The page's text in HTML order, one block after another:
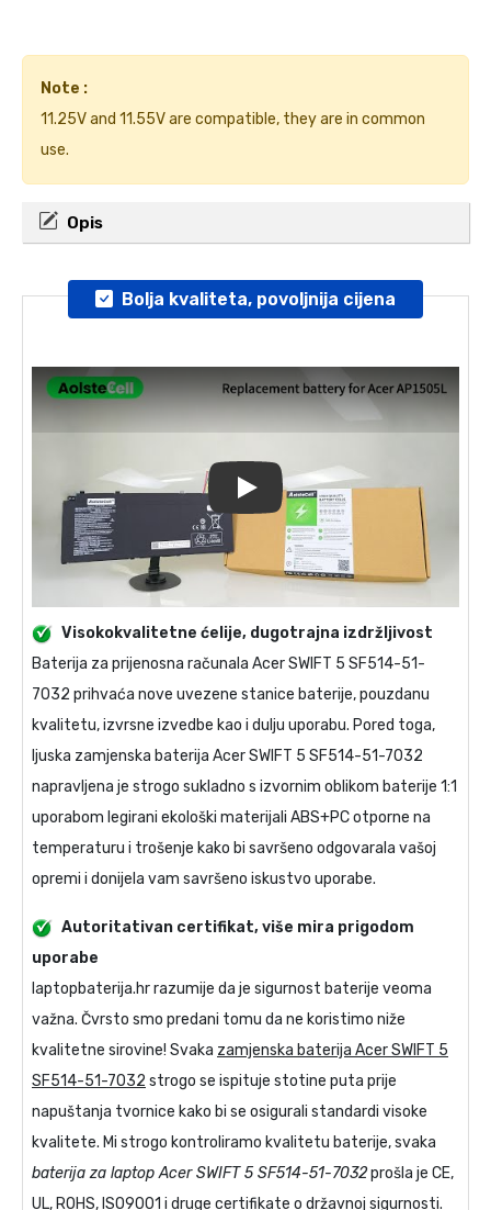
Note :
11.25V and 11.55V are compatible, they are in common
use.
Opis
Bolja kvaliteta, povoljnija cijena
Visokokvalitetne ćelije, dugotrajna izdržljivost
Baterija za prijenosna računala Acer SWIFT 5 SF514-51-
7032 prihvaća nove uvezene stanice baterije, pouzdanu
kvalitetu, izvrsne izvedbe kao i dulju uporabu. Pored toga,
ljuska zamjenska baterija Acer SWIFT 5 SF514-51-7032
napravljena je strogo sukladno s izvornim oblikom baterije 1:1
uporabom legirani ekološki materijali ABS+PC otporne na
temperaturu i trošenje kako bi savršeno odgovarala vašoj
opremi i donijela vam savršeno iskustvo uporabe.
Autoritativan certifikat, više mira prigodom
uporabe
laptopbaterija.hr razumije da je sigurnost baterije veoma
važna. Čvrsto smo predani tomu da ne koristimo niže
kvalitetne sirovine! Svaka zamjenska baterija Acer SWIFT 5
SF514-51-7032 strogo se ispituje stotine puta prije
napuštanja tvornice kako bi se osigurali standardi visoke
kvalitete. Mi strogo kontroliramo kvalitetu baterije, svaka
baterija za laptop Acer SWIFT 5 SF514-51-7032prošla je CE,
UL, ROHS, ISO9001 i druge certifikate o državnoj sigurnosti.